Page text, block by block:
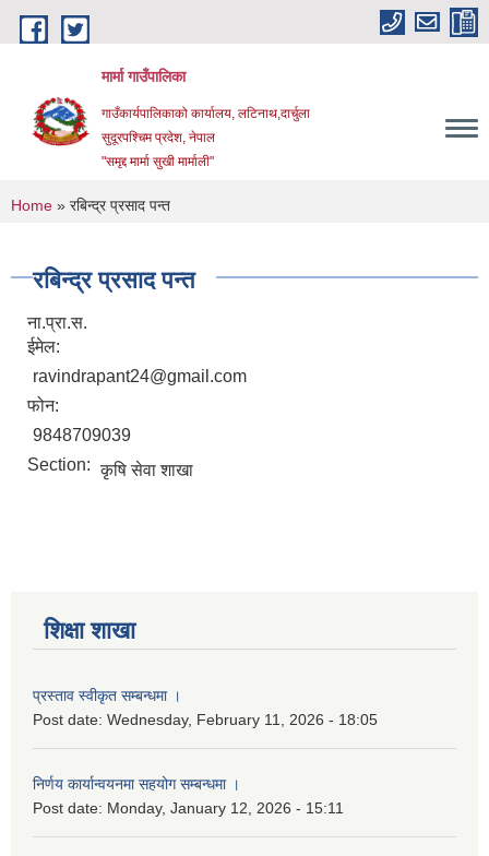
Skip to main content
मार्मा गाउँपालिका
गाउँकार्यपालिकाको कार्यालय, लटिनाथ,दार्चुला
सुदूरपश्चिम प्रदेश, नेपाल
"समृद्द मार्मा सुखी मार्माली"
You are here
Home » रबिन्द्र प्रसाद पन्त
रबिन्द्र प्रसाद पन्त
ना.प्रा.स.
ईमेल:
ravindrapant24@gmail.com
फोन:
9848709039
Section: कृषि सेवा शाखा
शिक्षा शाखा
प्रस्ताव स्वीकृत सम्बन्धमा ।
Post date: Wednesday, February 11, 2026 - 18:05
निर्णय कार्यान्वयनमा सहयोग सम्बन्धमा ।
Post date: Monday, January 12, 2026 - 15:11